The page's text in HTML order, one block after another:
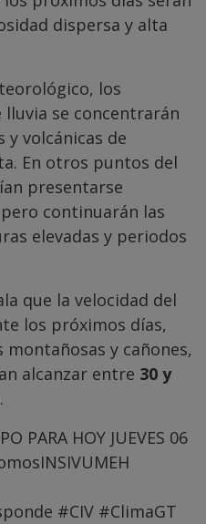
dispersa y alta
los
lluvia se concentrarán
y volcánicas de
En otros puntos del
presentarse
continuarán las
elevadas y periodos
que la velocidad del
los próximos días,
y cañones,
alcanzar entre 30 y
.
PARA HOY JUEVES 06
#CIV #ClimaGT